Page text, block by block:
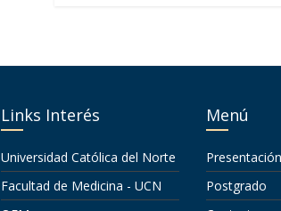
Links Interés
Universidad Católica del Norte
Facultad de Medicina - UCN
Menú
Presentación
Postgrado